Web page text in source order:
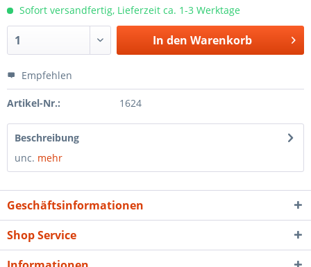
Sofort versandfertig, Lieferzeit ca. 1-3 Werktage
In den Warenkorb
Empfehlen
Artikel-Nr.: 1624
Beschreibung
unc. mehr
Geschäftsinformationen
Shop Service